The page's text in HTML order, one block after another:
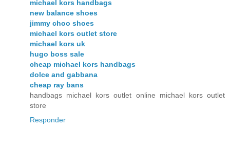
michael kors handbags
new balance shoes
jimmy choo shoes
michael kors outlet store
michael kors uk
hugo boss sale
cheap michael kors handbags
dolce and gabbana
cheap ray bans
handbags michael kors outlet online michael kors outlet
store
Responder